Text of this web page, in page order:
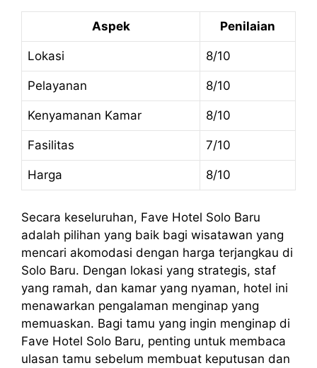
Aspek Penilaian
Lokasi 8/10
Pelayanan 8/10
Kenyamanan Kamar 8/10
Fasilitas 7/10
Harga 8/10
Secara keseluruhan, Fave Hotel Solo Baru
adalah pilihan yang baik bagi wisatawan yang
mencari akomodasi dengan harga terjangkau di
Solo Baru. Dengan lokasi yang strategis, staf
yang ramah, dan kamar yang nyaman, hotel ini
menawarkan pengalaman menginap yang
memuaskan. Bagi tamu yang ingin menginap di
Fave Hotel Solo Baru, penting untuk membaca
ulasan tamu sebelum membuat keputusan dan